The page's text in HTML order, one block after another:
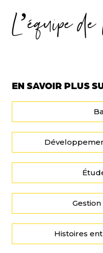
L’équipe
EN SAVOIR PLUS
Histoires